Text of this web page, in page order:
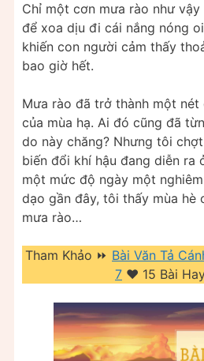
Chỉ một cơn mưa rào như
để xoa dịu đi cái nắng nóng
khiến con người cảm thấy
bao giờ hết.
Mưa rào đã trở thành một
của mùa hạ. Ai đó cũng đã
do này chăng? Nhưng tôi
biến đổi khí hậu đang diễn ra
một mức độ ngày một
dạo gần đây, tôi thấy mùa hè
mưa rào…
Tham Khảo ⏩ Bài Văn Tả
7 ❤️️ 15 Bài